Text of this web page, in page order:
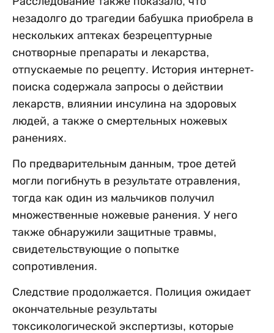
незадолго до трагедии бабушка приобрела в
нескольких аптеках безрецептурные
снотворные препараты и лекарства,
отпускаемые по рецепту. История интернет-
поиска содержала запросы о действии
лекарств, влиянии инсулина на здоровых
людей, а также о смертельных ножевых
ранениях.
По предварительным данным, трое детей
могли погибнуть в результате отравления,
тогда как один из мальчиков получил
множественные ножевые ранения. У него
также обнаружили защитные травмы,
свидетельствующие о попытке
сопротивления.
Следствие продолжается. Полиция ожидает
окончательные результаты
токсикологической экспертизы, которые